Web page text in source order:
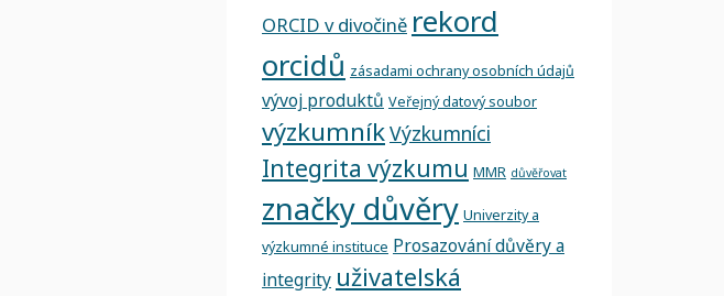
ORCID v divočině rekord
orcidů zásadami ochrany osobních údajů
vývoj produktů Veřejný datový soubor
výzkumníkVýzkumníci
Integrita výzkumu MMR důvěřovat
značky důvěry Univerzity a
výzkumné instituce Prosazování důvěry a
integrity uživatelská